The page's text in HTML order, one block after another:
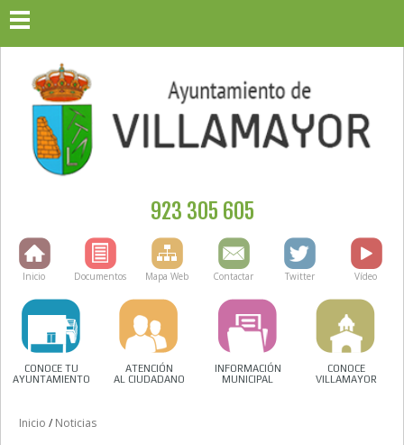
923 305 605
Inicio Documentos Mapa Web Contactar Twitter Vídeo
CONOCE TU
AYUNTAMIENTO
ATENCIÓN
AL CIUDADANO
INFORMACIÓN
MUNICIPAL
CONOCE
VILLAMAYOR
Inicio / Noticias